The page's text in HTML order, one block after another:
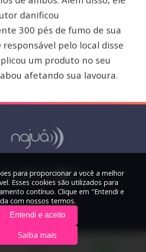
danificou
300 pés de fumo de sua
pelo local disse
um produto no seu
afetando sua lavoura.
Najuá - Todos os direitos reservados.
para proporcionar a você a melhor
Esses cookies são utilizados para
contínuo. Clique em "Entendi e
com nossos termos.
Entendi e aceito
Saiba mais